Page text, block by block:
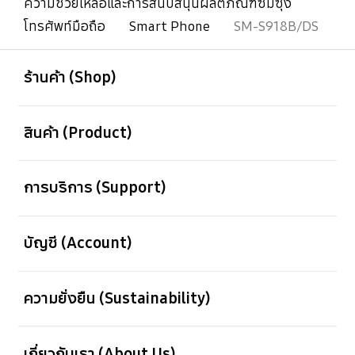
โทรศัพท์มือถือ
Smart Phone SM-S918B/DS
ร้านค้า (Shop)
สินค้า (Product)
การบริการ (Support)
บัญชี (Account)
ความยั่งยืน (Sustainability)